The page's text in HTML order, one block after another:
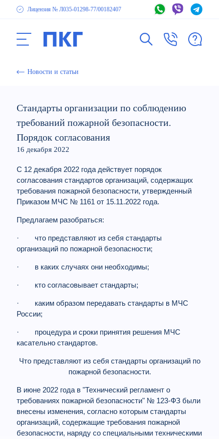
Лицензия № Л035-01298-77/00182407
Новости и статьи
Стандарты организации по соблюдению
требований пожарной безопасности.
Порядок согласования
16 декабря 2022
С 12 декабря 2022 года действует порядок
согласования стандартов организаций, содержащих
требования пожарной безопасности, утвержденный
Приказом МЧС № 1161 от 15.11.2022 года.
Предлагаем разобраться:
· что представляют из себя стандарты
организаций по пожарной безопасности;
· в каких случаях они необходимы;
· кто согласовывает стандарты;
· каким образом передавать стандарты в МЧС
России;
· процедура и сроки принятия решения МЧС
касательно стандартов.
Что представляют из себя стандарты организаций по
пожарной безопасности.
В июне 2022 года в "Технический регламент о
требованиях пожарной безопасности" № 123-ФЗ были
внесены изменения, согласно которым стандарты
организаций, содержащие требования пожарной
безопасности, наряду со специальными техническими